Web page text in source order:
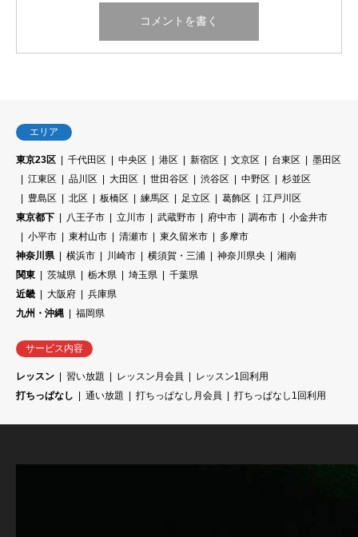
エリア
東京23区 千代田区 中央区 港区 新宿区 文京区 台東区
墨田区
江東区
品川区 大田区 世田谷区 渋谷区 中野区
杉並区
豊島区
北区 板橋区 練馬区 足立区 葛飾区
江戸川区
東京都下
八王子市 立川市 武蔵野市 府中市 調布市
小金井市
小平市
東村山市 清瀬市 東久留米市
多摩市
神奈川県
横浜市 川崎市 横須賀・三浦 神奈川県央
湘南
関東
茨城県 栃木県 埼玉県
千葉県
近畿
大阪府
兵庫県
九州・沖縄
福岡県
サービス内容
レッスン 習い放題 レッスン月会員
レッスン1回利用
打ちっぱなし
通い放題 打ちっぱなし月会員 打ちっぱなし1回利用